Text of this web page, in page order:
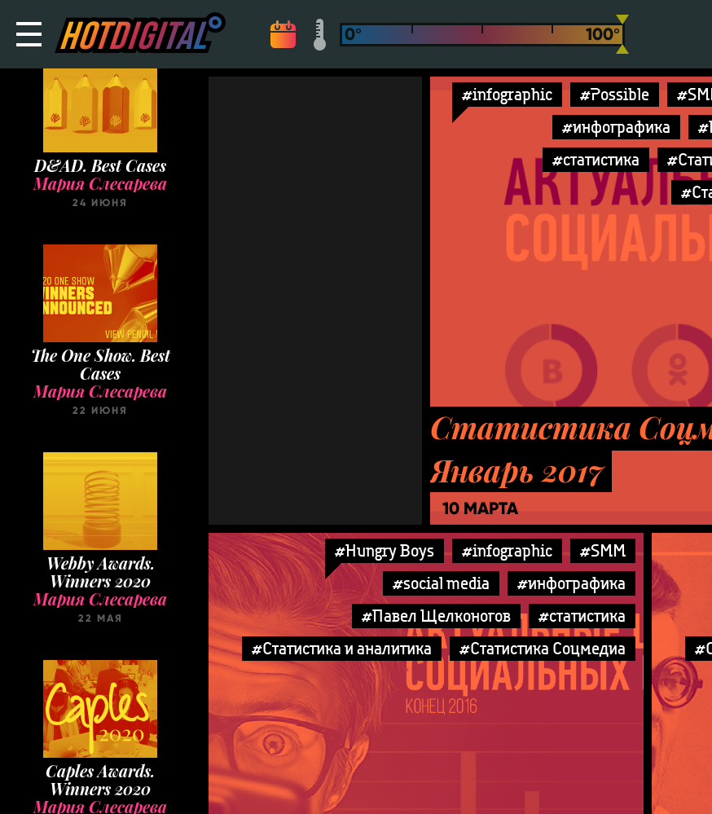
D&AD. Best Cases
Мария Слесарева
24 ИЮНЯ
The One Show. Best
Cases
Мария Слесарева
22 ИЮНЯ
Webby Awards.
Winners 2020
Мария Слесарева
22 МАЯ
Caples Awards.
Winners 2020
Мария Слесарева
18 МАЯ
#infographic #Possible
#инфографика
#статистика
Статистика
Январь 2017
10 МАРТА
#Hungry Boys #infographic
#SMM
#social media
#инфографика
#Павел Щелконогов
#статистика
#Статистика и аналитика
#Статистика Соцмедиа